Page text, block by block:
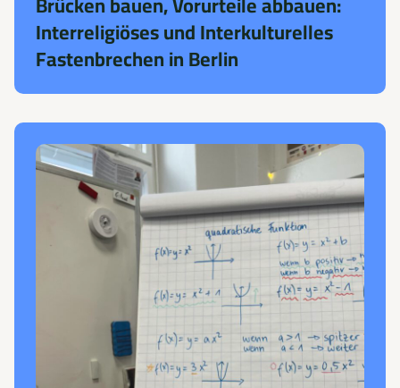
Interreligiöses und Interkulturelles
Fastenbrechen in Berlin